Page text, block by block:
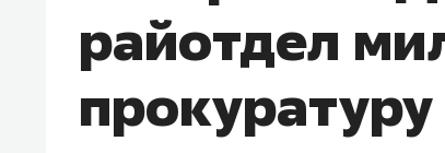
райотдел
прокуратуру
чем интересен Оман?